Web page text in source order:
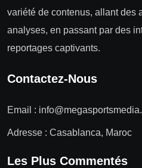
variété de contenus, allant des
analyses, en passant par des
reportages captivants.
Contactez-Nous
Email :
Adresse : Casablanca, Maroc
Les Plus Commentés